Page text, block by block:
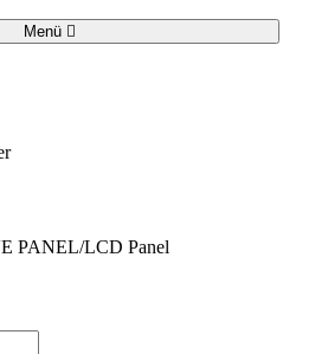
Menü
PANEL/LCD Panel